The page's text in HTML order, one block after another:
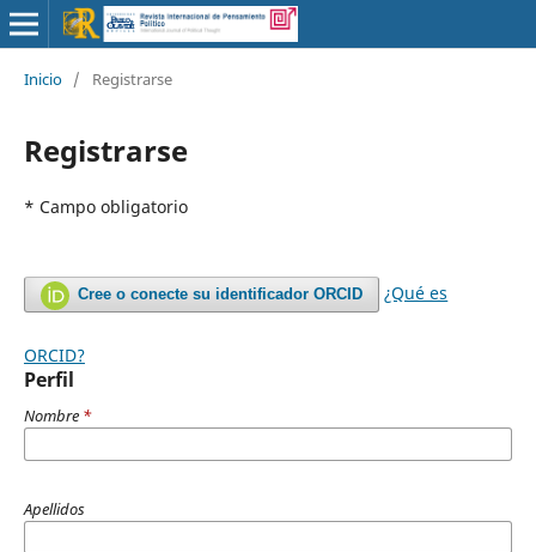
Inicio / Registrarse
Registrarse
* Campo obligatorio
Cree o conecte su identificador ORCID ¿Qué es
ORCID?
Perfil
Nombre *
Apellidos